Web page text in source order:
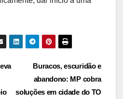
Buracos, escuridão e
abandono: MP cobra
soluções em cidade do TO